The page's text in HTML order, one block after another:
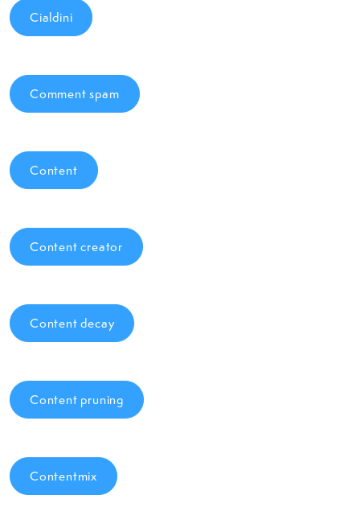
Cialdini
Comment spam
Content
Content creator
Content decay
Content pruning
Contentmix